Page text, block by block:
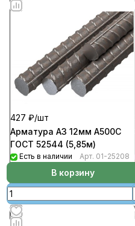
427 ₽/шт
Арматура А3 12мм А500С
ГОСТ 52544 (5,85м)
Есть в наличии Арт. 01-25208
В корзину